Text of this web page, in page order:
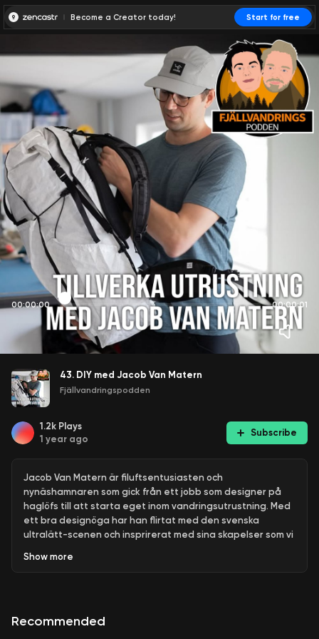
Become a Creator today! Start for free
00:00:00 00:00:01
43. DIY med Jacob Van Matern
Fjällvandringspodden
1.2k Plays
1 year ago
Subscribe
Jacob Van Matern är filuftsentusiasten och
nynäshamnaren som gick från ett jobb som designer på
haglöfs till att starta eget inom vandringsutrustning. Med
ett bra designöga har han flirtat med den svenska
ultralätt-scenen och insprirerat med sina skapelser som vi
Show more
Recommended